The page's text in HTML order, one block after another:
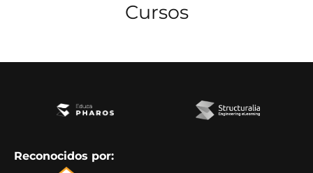
Cursos
Reconocidos por: